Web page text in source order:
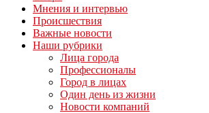
Мнения и интервью
Происшествия
Важные новости
Наши рубрики
Лица города
Профессионалы
Город в лицах
Один день из жизни
Новости компаний